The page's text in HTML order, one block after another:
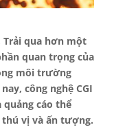
Trải qua hơn một
quan trọng của
môi trường
công nghệ CGI
quảng cáo thể
thú vị và ấn tượng.